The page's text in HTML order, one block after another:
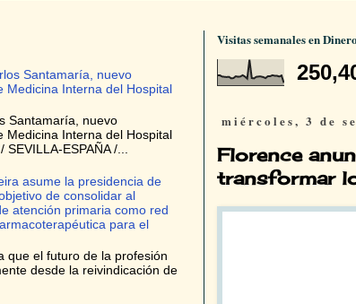
Visitas semanales en
miércoles, 3 de
Florence
transformar
Santamaría, nuevo
Medicina Interna del Hospital
Santamaría, nuevo
Medicina Interna del Hospital
ESPAÑA /...
asume la presidencia de
de consolidar al
atención primaria como red
para el
que el futuro de la profesión
desde la reivindicación de